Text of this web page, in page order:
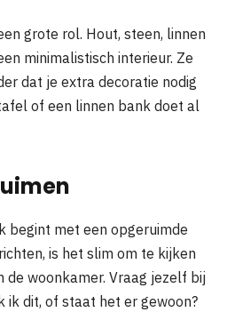
grote rol. Hout, steen, linnen
minimalistisch interieur. Ze
dat je extra decoratie nodig
of een linnen bank doet al
begint met een opgeruimde
is het slim om te kijken
de woonkamer. Vraag jezelf bij
ik dit, of staat het er gewoon?